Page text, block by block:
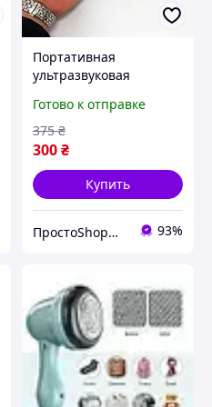
Портативная
ультразвуковая
компактная и удобная
для стирки в дороге
Готово к отправке
300₴
375 ₴
Купить
ПростоShop🛒 - онлайн магазин простых товаров💡 93%